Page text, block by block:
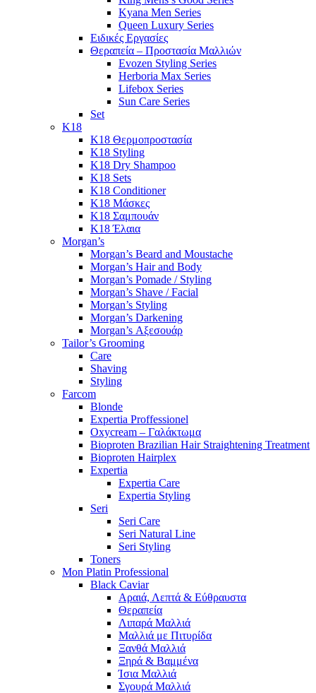
Kyana Men Series
Queen Luxury Series
Ειδικές Εργασίες
Θεραπεία – Προστασία Μαλλιών
Evozen Styling Series
Herboria Max Series
Lifebox Series
Sun Care Series
Set
K18
K18 Θερμοπροστασία
K18 Styling
K18 Dry Shampoo
K18 Sets
K18 Conditioner
K18 Μάσκες
K18 Σαμπουάν
K18 Έλαια
Morgan’s
Morgan’s Beard and Moustache
Morgan’s Hair and Body
Morgan’s Pomade / Styling
Morgan’s Shave / Facial
Morgan’s Styling
Morgan’s Darkening
Morgan’s Αξεσουάρ
Tailor’s Grooming
Care
Shaving
Styling
Farcom
Blonde
Expertia Proffessionel
Oxycream – Γαλάκτωμα
Bioproten Brazilian Hair Straightening Treatment
Bioproten Hairplex
Expertia
Expertia Care
Expertia Styling
Seri
Seri Care
Seri Natural Line
Seri Styling
Toners
Mon Platin Professional
Black Caviar
Αραιά, Λεπτά & Εύθραυστα
Θεραπεία
Λιπαρά Μαλλιά
Μαλλιά με Πιτυρίδα
Ξανθά Μαλλιά
Ξηρά & Βαμμένα
Ίσια Μαλλιά
Σγουρά Μαλλιά